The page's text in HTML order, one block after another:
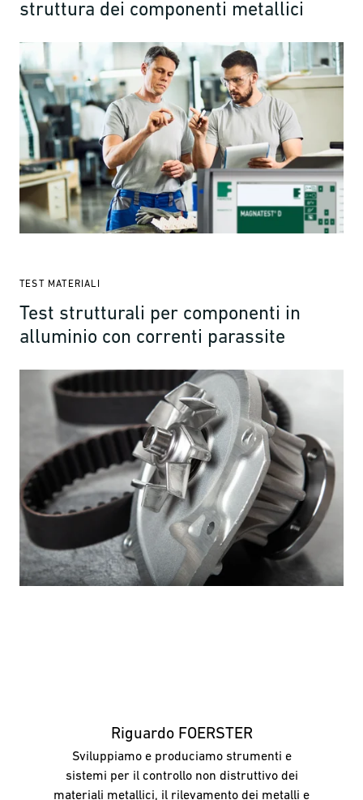
struttura dei componenti metallici
TEST MATERIALI
Test strutturali per componenti in
alluminio con correnti parassite
Riguardo FOERSTER
Sviluppiamo e produciamo strumenti e
sistemi per il controllo non distruttivo dei
materiali metallici, il rilevamento dei metalli e